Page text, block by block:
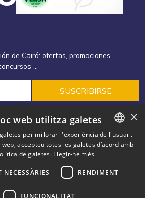
Energias Renovables
Ofertas Soluciones
Blog
Contacto
Andorra la Vella Principat d'Andorra
de Cairó: ofertas, promociones,
...
SUSCRIBIRSE
CATALAN
×
web utilitza galetes
per millorar l'experiència de l'usuari.
accepteu totes les galetes d’acord amb
de galetes. Llegir-ne més
NECESSÀRIES RENDIMENT
FUNCIONALITAT